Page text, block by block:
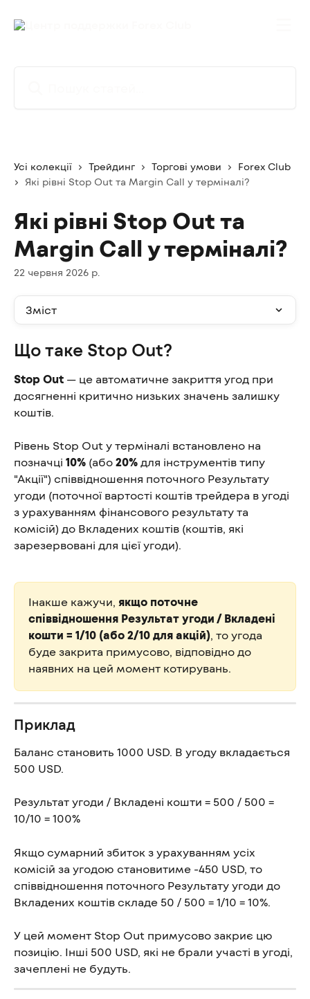
Усі колекції Трейдинг Торгові умови
Forex Club
Які рівні Stop Out та Margin Call у терміналі?
Які рівні Stop Out та
Margin Call у терміналі?
22 червня 2026 р.
Зміст
Що таке Stop Out?
Stop Out — це автоматичне закриття угод при
досягненні критично низьких значень залишку
коштів.
Рівень Stop Out у терміналі встановлено на
позначці 10% (або 20% для інструментів типу
"Акції") співвідношення поточного Результату
угоди (поточної вартості коштів трейдера в угоді
з урахуванням фінансового результату та
комісій) до Вкладених коштів (коштів, які
зарезервовані для цієї угоди).
Інакше кажучи, якщо поточне
співвідношення Результат угоди / Вкладені
кошти = 1/10 (або 2/10 для акцій), то угода
буде закрита примусово, відповідно до
наявних на цей момент котирувань.
Приклад
Баланс становить 1000 USD. В угоду вкладається
500 USD.
Результат угоди / Вкладені кошти = 500 / 500 =
10/10 = 100%
Якщо сумарний збиток з урахуванням усіх
комісій за угодою становитиме -450 USD, то
співвідношення поточного Результату угоди до
Вкладених коштів складе 50 / 500 = 1/10 = 10%.
У цей момент Stop Out примусово закриє цю
позицію. Інші 500 USD, які не брали участі в угоді,
зачеплені не будуть.